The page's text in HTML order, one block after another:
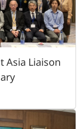
Asia Liaison